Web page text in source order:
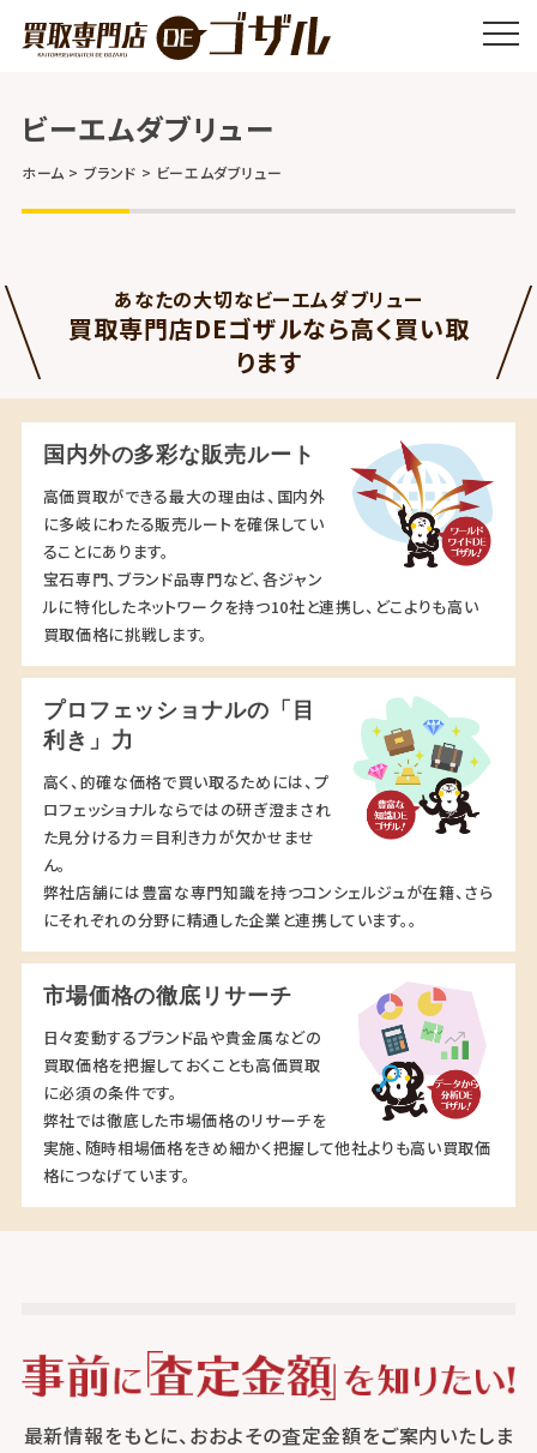
ビーエムダブリュー
ホーム ブランド ビーエムダブリュー
あなたの大切なビーエムダブリュー
買取専門店DEゴザルなら高く買い取
ります
国内外の多彩な販売ルート
高価買取ができる最大の理由は、国内外
に多岐にわたる販売ルートを確保してい
ることにあります。
宝石専門、ブランド品専門など、各ジャン
ルに特化したネットワークを持つ10社と連携し、どこよりも高い
買取価格に挑戦します。
プロフェッショナルの「目
利き」力
高く、的確な価格で買い取るためには、プ
ロフェッショナルならではの研ぎ澄まされ
た見分ける力＝目利き力が欠かせませ
ん。
弊社店舗には豊富な専門知識を持つコンシェルジュが在籍、さら
にそれぞれの分野に精通した企業と連携しています。。
市場価格の徹底リサーチ
日々変動するブランド品や貴金属などの
買取価格を把握しておくことも高価買取
に必須の条件です。
弊社では徹底した市場価格のリサーチを
実施、随時相場価格をきめ細かく把握して他社よりも高い買取価
格につなげています。
最新情報をもとに、おおよその査定金額をご案内いたしま